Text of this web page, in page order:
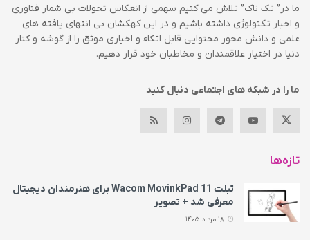
ما در” تک ناک” تلاش می کنیم سهمی از انعکاس تحولات بی شمار فناوری
و اخبار تکنولوژی داشته باشیم و در این کهکشان بی انتهای یافته های
علمی و دانش محور محتوایی قابل اتکاء و اخباری موثق را از گوشه و کنار
دنیا در اختیار علاقمندان و مخاطبان خود قرار دهیم.
ما را در شبکه های اجتماعی دنبال کنید
تازه‌ها
تبلت Wacom MovinkPad 11 برای هنرمندان دیجیتال
معرفی شد + تصویر